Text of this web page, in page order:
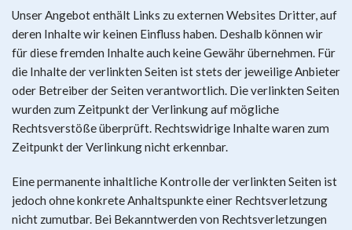
Unser Angebot enthält Links zu externen Websites Dritter, auf
deren Inhalte wir keinen Einfluss haben. Deshalb können wir
für diese fremden Inhalte auch keine Gewähr übernehmen. Für
die Inhalte der verlinkten Seiten ist stets der jeweilige Anbieter
oder Betreiber der Seiten verantwortlich. Die verlinkten Seiten
wurden zum Zeitpunkt der Verlinkung auf mögliche
Rechtsverstöße überprüft. Rechtswidrige Inhalte waren zum
Zeitpunkt der Verlinkung nicht erkennbar.
Eine permanente inhaltliche Kontrolle der verlinkten Seiten ist
jedoch ohne konkrete Anhaltspunkte einer Rechtsverletzung
nicht zumutbar. Bei Bekanntwerden von Rechtsverletzungen